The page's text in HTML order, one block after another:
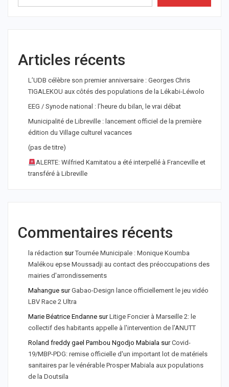
Articles récents
L’UDB célèbre son premier anniversaire : Georges Chris
TIGALEKOU aux côtés des populations de la Lékabi-Léwolo
EEG / Synode national : l’heure du bilan, le vrai débat
Municipalité de Libreville : lancement officiel de la première
édition du Village culturel vacances
(pas de titre)
ALERTE: Wilfried Kamitatou a été interpellé à Franceville et
transféré à Libreville
Commentaires récents
la rédaction surTournée Municipale : Monique Koumba
Malékou epse Moussadji au contact des préoccupations des
mairies d'arrondissements
Mahangue surGabao-Design lance officiellement le jeu vidéo
LBV Race 2 Ultra
Marie Béatrice Endanne surLitige Foncier à Marseille 2: le
collectif des habitants appelle à l'intervention de l'ANUTT
Roland freddy gael Pambou Ngodjo Mabiala surCovid-
19/MBP-PDG: remise officielle d'un important lot de matériels
sanitaires par le vénérable Prosper Mabiala aux populations
de la Doutsila